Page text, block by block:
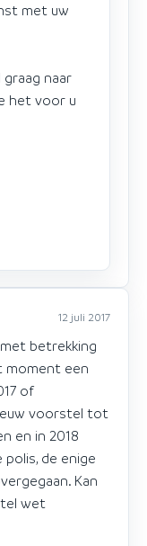
met uw
graag naar
het voor u
12 juli 2017
betrekking
een
of
voorstel tot
en in 2018
polis, de enige
Kan
wet